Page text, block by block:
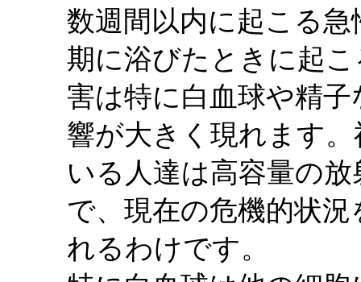
数週間以内に起こる
期に浴びたときに起
害は特に白血球や精
響が大きく現れます
いる人達は高容量の
で、現在の危機的状
れるわけです。